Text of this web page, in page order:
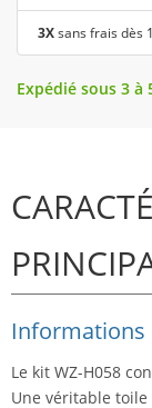
3Xsans frais dès
Expédié sous 3 à
Informations
Le kit WZ-H058
Une véritable